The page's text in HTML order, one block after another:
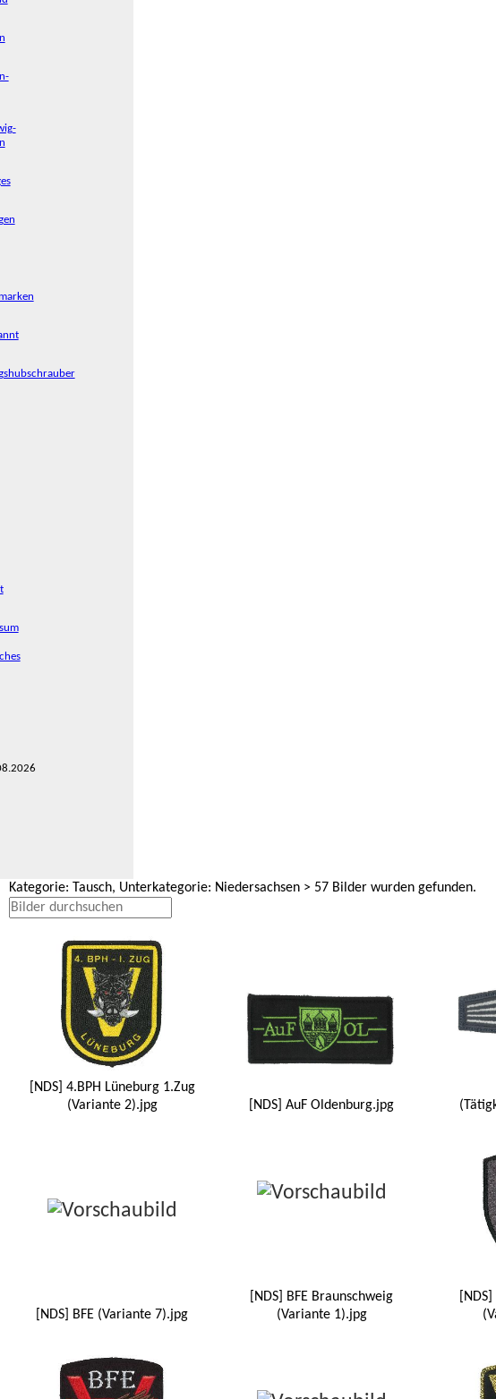
Kategorie: Tausch, Unterkategorie: Niedersachsen > 57 Bilder wurden gefunden.
[NDS] 4.BPH Lüneburg 1.Zug
(Variante 2).jpg
[NDS] AuF Oldenburg.jpg
[NDS] BFE (Variante 7).jpg
[NDS] BFE Braunschweig
(Variante 1).jpg